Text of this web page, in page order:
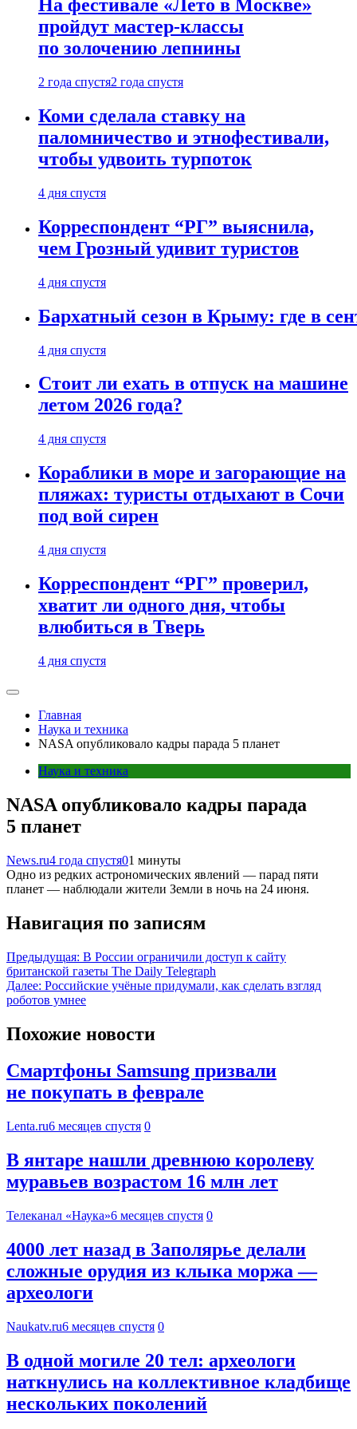
На фестивале «Лето в Москве»
пройдут мастер-классы
по золочению лепнины
2 года спустя2 года спустя
Коми сделала ставку на
паломничество и этнофестивали,
чтобы удвоить турпоток
4 дня спустя
Корреспондент “РГ” выяснила,
чем Грозный удивит туристов
4 дня спустя
Бархатный сезон в Крыму: где в
4 дня спустя
Стоит ли ехать в отпуск на машине
летом 2026 года?
4 дня спустя
Кораблики в море и загорающие на
пляжах: туристы отдыхают в Сочи
под вой сирен
4 дня спустя
Корреспондент “РГ” проверил,
хватит ли одного дня, чтобы
влюбиться в Тверь
4 дня спустя
Главная
Наука и техника
NASA опубликовало кадры парада 5 планет
Наука и техника
NASA опубликовало кадры парада
5 планет
News.ru4 года спустя01 минуты
Одно из редких астрономических явлений — парад пяти
планет — наблюдали жители Земли в ночь на 24 июня.
Навигация по записям
Предыдущая: В России ограничили доступ к сайту
британской газеты The Daily Telegraph
Далее: Российские учёные придумали, как сделать взгляд
роботов умнее
Похожие новости
Смартфоны Samsung призвали
не покупать в феврале
Lenta.ru6 месяцев спустя 0
В янтаре нашли древнюю королеву
муравьев возрастом 16 млн лет
Телеканал «Наука»6 месяцев спустя 0
4000 лет назад в Заполярье делали
сложные орудия из клыка моржа —
археологи
Naukatv.ru6 месяцев спустя 0
В одной могиле 20 тел: археологи
наткнулись на коллективное кладбище
нескольких поколений